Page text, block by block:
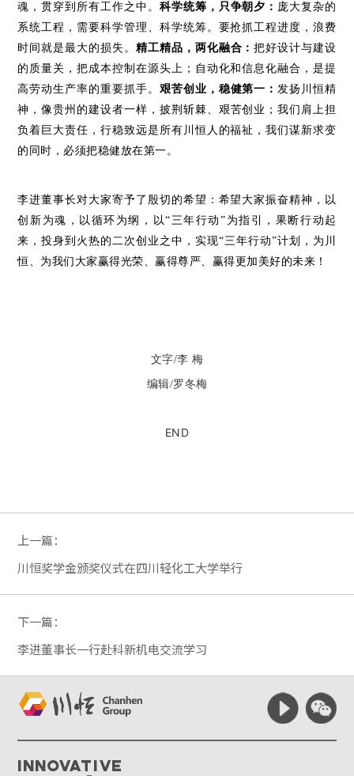
魂，贯穿到所有工作之中。 科学统筹，只争朝夕： 庞大复杂的
系统工程，需要科学管理、科学统筹。要抢抓工程进度，浪费
时间就是最大的损失。 精工精品，两化融合：把好设计与建设
的质量关，把成本控制在源头上；自动化和信息化融合，是提
高劳动生产率的重要抓手。 艰苦创业，稳健第一： 发扬川恒精
神，像贵州的建设者一样，披荆斩棘、艰苦创业； 我们肩上担
负着巨大责任，行稳致远是所有川恒人的福祉，我们谋新求变
的同时，必须把稳健放在第一。
李进董事长对大家寄予了殷切的希望：希望大家振奋精神，以
创新为魂，以循环为纲，以“三年行动” 为指引，果断行动起
来，投身到火热的二次创业之中，实现“三年行动”计划，为川
恒、为我们大家赢得光荣、赢得尊严、赢得更加美好的未来！
文字/李 梅
编辑/罗冬梅
END
上一篇：
川恒奖学金颁奖仪式在四川轻化工大学举行
下一篇：
李进董事长一行赴科新机电交流学习
Innovative